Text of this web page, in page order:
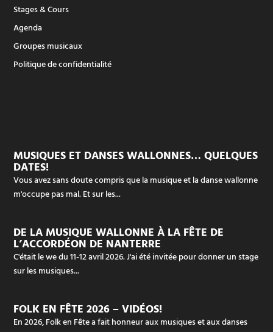
Stages & Cours
Agenda
Groupes musicaux
Politique de confidentialité
MUSIQUES ET DANSES WALLONNES… QUELQUES
DATES!
Vous avez sans doute compris que la musique et la danse wallonne
m'occupe pas mal. Et sur les...
DE LA MUSIQUE WALLONNE À LA FÊTE DE
L’ACCORDÉON DE NANTERRE
C'était le we du 11-12 avril 2026. J'ai été invitée pour donner un stage
sur les musiques...
FOLK EN FÊTE 2026 – VIDÉOS!
En 2026, Folk en Fête a fait honneur aux musiques et aux danses